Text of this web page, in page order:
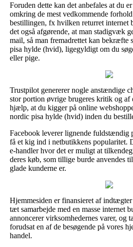
Foruden dette kan det anbefales at du
omkring de mest vedkommende
bestillingen, fx hvilken returret internet
det også afgørende, at man stadigvæk
mail, så man fremadrettet kan bekræfte
pisa hylde (hvid), ligegyldigt om du
eller pige.
Trustpilot genererer nogle anstændige
stor portion øvrige brugeres kritik og af
hjælp, at du kigger på online
nordic pisa hylde (hvid) inden du
Facebook leverer lignende fuldstændig
få et kig ind i netbutikkens popularitet.
e-handler hvor det er muligt at
deres køb, som tillige burde anvendes
glade kunderne er.
Hjemmesiden er finansieret af
tæt samarbejde med en masse internet
annoncerer virksomhedernes varer, og
forudsat en af de besøgende på vores
handel.